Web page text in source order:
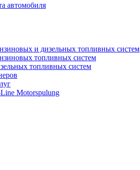
автомобиля
и дизельных топливных систем
топливных систем
топливных систем
Motorspulung